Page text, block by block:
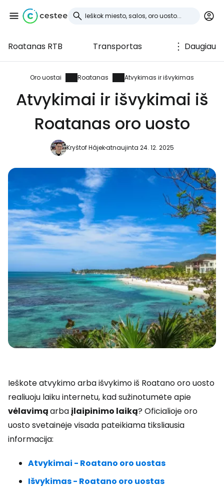
Roatanas RTB Transportas Daugiau
Oro uostai Roatanas Atvykimas ir išvykimas
Atvykimai ir išvykimai iš
Roatanas oro uosto
Kryštof Hájekatnaujinta 24. 12. 2025
Ieškote atvykimo arba išvykimo iš Roatano oro uosto
realiuoju laiku internetu, kad sužinotumėte apie
vėlavimąarbaįlaipinimo laiką? Oficialioje oro
uosto svetainėje visada pateikiama tiksliausia
informacija:
Atvykimai - Roatano oro uostas
Išvykimas - Roatano oro uostas
Prisijunkite prie
Cestee
... pasaulinė kelionių bendruomenė
Tęsti su Facebook
Tęsti el. paštu